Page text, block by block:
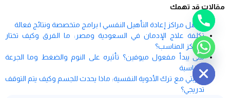
مقالات قد تهمك
أفضل مراكز إعادة التأهيل النفسي | برامج متخصصة ونتائج فعالة
تكلفة علاج الإدمان في السعودية ومصر: ما الفرق وكيف تختار
المركز المناسب؟
متى يبدأ مفعول ميوفين؟ تأثيره على النوم والضغط وما الجرعة
المناسبة
تجربتي مع ترك الأدوية النفسية: ماذا يحدث للجسم وكيف يتم التوقف
تدريجي؟
Hide